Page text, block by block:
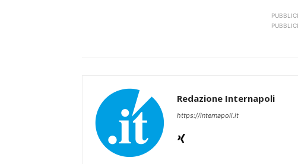
Redazione Internapoli
https://internapoli.it